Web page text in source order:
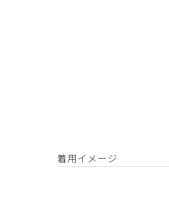
着用イメージ